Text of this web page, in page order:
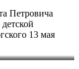
Петровича
13 мая